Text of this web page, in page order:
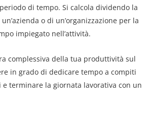
di tempo. Si calcola dividendo la
o di un’organizzazione per la
impiegato nell’attività.
complessiva della tua produttività sul
in grado di dedicare tempo a compiti
terminare la giornata lavorativa con un